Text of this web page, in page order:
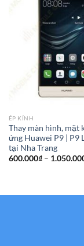
ÉP KÍNH
Thay màn hình, mặt
ứng Huawei P9 | P9
tại Nha Trang
600.000₫ –